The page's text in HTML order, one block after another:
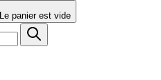
Afficher/Masquer le panier, Le panier est vide